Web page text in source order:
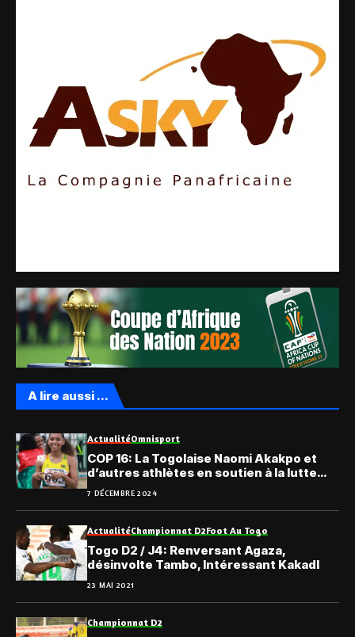
A lire aussi ...
ActualitéOmnisport
COP 16: La Togolaise Naomi Akakpo et
d’autres athlètes en soutien à la lutte
contre la désertification
7 DÉCEMBRE 2024
ActualitéChampionnat D2Foot Au Togo
Togo D2 / J4: Renversant Agaza,
désinvolte Tambo, Intéressant Kakadl
23 MAI 2021
Championnat D2